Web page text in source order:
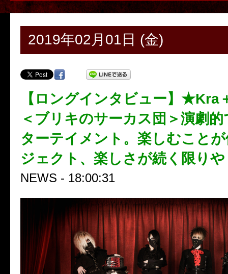
2019年02月01日 (金)
【ロングインタビュー】
＜ブリキのサーカス団＞演劇
ターテイメント。楽しむこと
ジェクト、楽しさが続く限り
NEWS - 18:00:31